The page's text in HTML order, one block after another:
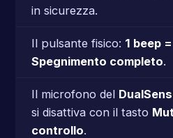
in sicurezza.
Il pulsante fisico: 1 beep
Spegnimento completo.
Il microfono del
si disattiva con il tasto
controllo.